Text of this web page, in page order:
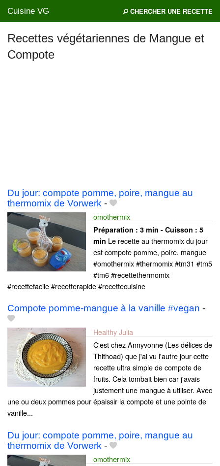
Cuisine VG CHERCHER UNE RECETTE
Mes blogs préférés
Recettes végétariennes de Mangue et
Compote
Du jour: compote pomme, poire, mangue au
thermomix de Vorwerk -
omothermix
Préparation : 3 min - Cuisson : 5
min Le recette au thermomix du jour
est compote pomme, poire, mangue
#omothermix #thermomix #tm31 #tm5
#tm6 #recettethermomix
#recettefacile #recetterapide #recettecuisine
Compote pomme-mangue à la vanille #vegan -
Healthy Julia
C'est chez Annyvonne (Les délices de
Thithoad) que j'ai vu l'autre jour cette
recette ultra simple de compote de
fruits. Cela tombait bien car j'avais
justement une mangue à utiliser. Avec
une ou deux pommes pour épaissir la compote et une pointe de
vanille...
Du jour: compote pomme, poire, mangue au
thermomix de Vorwerk -
omothermix